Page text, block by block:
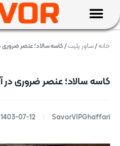
خانه/ساور پلیت/ کاسه سالاد؛ عنصر ضروری
کاسه سالاد؛ عنصر ضروری در
SavorVIPGhaffari
1403-07-12